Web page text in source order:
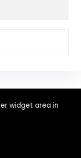
widget area in